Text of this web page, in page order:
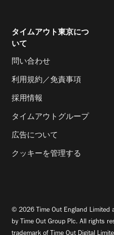
タイムアウト東京につ
いて
問い合わせ
利用規約／免責事項
採用情報
タイムアウトグループ
広告について
クッキーを管理する
© 2026 Time Out England Limited
by Time Out Group Plc. All rights